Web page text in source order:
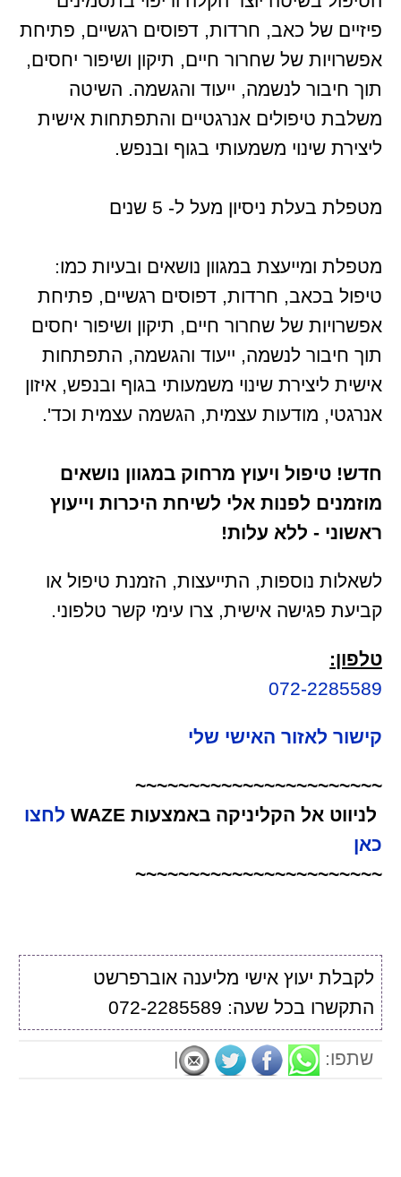
פיזיים של כאב, חרדות, דפוסים רגשיים, פתיחת
אפשרויות של שחרור חיים, תיקון ושיפור יחסים,
תוך חיבור לנשמה, ייעוד והגשמה. השיטה
משלבת טיפולים אנרגטיים והתפתחות אישית
ליצירת שינוי משמעותי בגוף ובנפש.
מטפלת בעלת ניסיון מעל ל- 5 שנים
מטפלת ומייעצת במגוון נושאים ובעיות כמו:
טיפול בכאב, חרדות, דפוסים רגשיים, פתיחת
אפשרויות של שחרור חיים, תיקון ושיפור יחסים
תוך חיבור לנשמה, ייעוד והגשמה, התפתחות
אישית ליצירת שינוי משמעותי בגוף ובנפש, איזון
אנרגטי, מודעות עצמית, הגשמה עצמית וכד'.
חדש! טיפול ויעוץ מרחוק במגוון נושאים
מוזמנים לפנות אלי לשיחת היכרות וייעוץ
ראשוני - ללא עלות!
לשאלות נוספות, התייעצות, הזמנת טיפול או
קביעת פגישה אישית, צרו עימי קשר טלפוני.
טלפון:
072-2285589
קישור לאזור האישי שלי
~~~~~~~~~~~~~~~~~~~~~~~
לניווט אל הקליניקה באמצעות WAZE
לחצו
כאן
~~~~~~~~~~~~~~~~~~~~~~~
לקבלת יעוץ אישי מליענה אוברפרשט
התקשרו בכל שעה: 072-2285589
שתפו: |